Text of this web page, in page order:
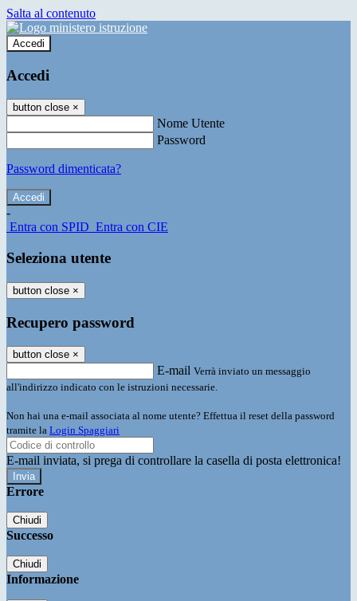
Salta al contenuto
Accedi
Accedi
button close ×
Nome Utente
Password
Password dimenticata?
-
Entra con SPID Entra con CIE
Seleziona utente
button close ×
Recupero password
button close ×
E-mail Verrà inviato un messaggio
all'indirizzo indicato con le istruzioni necessarie.
Non hai una e-mail associata al nome utente? Effettua il reset della password
tramite la Login Spaggiari
E-mail inviata, si prega di controllare la casella di posta elettronica!
Errore
Chiudi
Successo
Chiudi
Informazione